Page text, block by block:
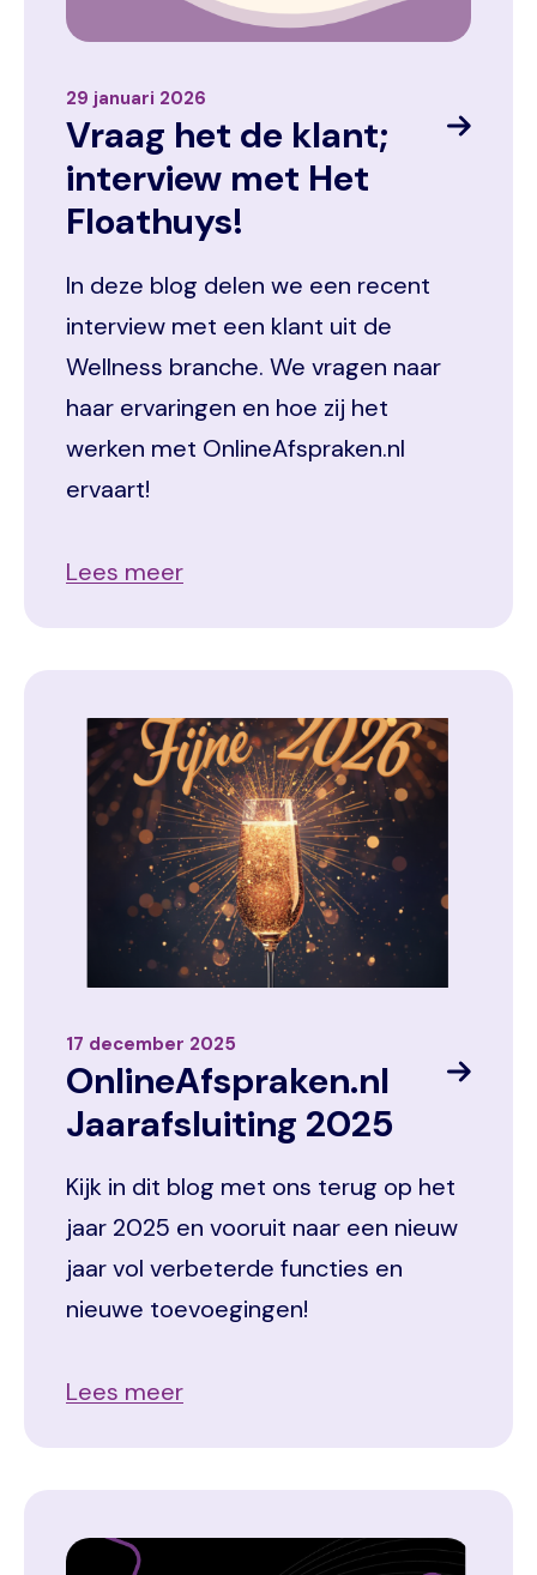
29 januari 2026
Vraag het de klant;
interview met Het
Floathuys!
In deze blog delen we een recent
interview met een klant uit de
Wellness branche. We vragen naar
haar ervaringen en hoe zij het
werken met OnlineAfspraken.nl
ervaart!
Lees meer
Image
17 december 2025
OnlineAfspraken.nl
Jaarafsluiting 2025
Kijk in dit blog met ons terug op het
jaar 2025 en vooruit naar een nieuw
jaar vol verbeterde functies en
nieuwe toevoegingen!
Lees meer
Image